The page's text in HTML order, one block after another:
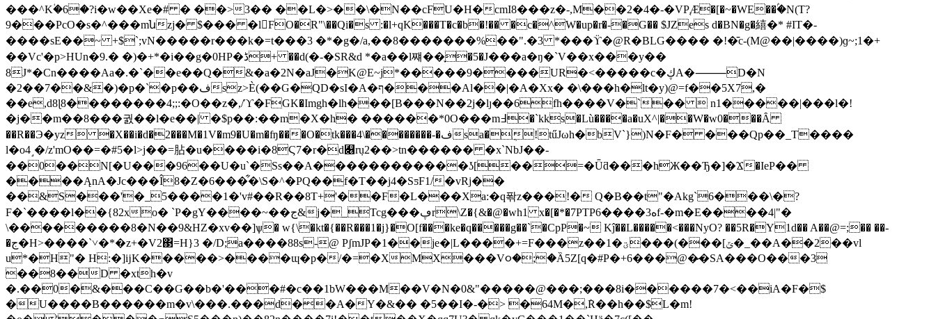
���^Kؙ�6�?i�w��Xe�# � ��>3�� ��L�>��\�N��cFU�H�cmI8���z�-,M��2�4�-�VP֚Æ�[�~�WE��ۢ�N(T?
9���PcO�s�^���mնzj� $��� �lFO�R"\��Qi�s :�l+qK���T�c�b�!�� �c�^W�up�r�-�G�� $JZes d�BN�g�繥�* #IT�-
����sE��~ +$`;vN�����r���k�=t���3 �*�g�/a,��8�������%��".�3 *���ϔ�@R�BLG���� �!�̄c-(M@��|����)ɡ~;1�+
��Vc'� p>HUn�9.� �)�+*�i��g�0HP�ڈ+ ��d(�-�SR&d *�a��l쨰��֪�5�J���a�ŋ�`V��x���y��
8J*�Cn����Aa�.�`��e��Q�&�a�2N�aJ�K@E~j*�����9����UR�<�����c�ڮA�⸻D�N
�2��7��&�)�p�`�p��فsz>Ѐ(��G�QD�sI�A�ף���Al��|�A�Xx� �\���h�lt�y)@=f��5X7,�
��e,d8ɭ8��������4;;:�O��z�,/ϓ�FGK�Іmgh�lh���[B���N��2j�lȷ��6fh����V�`��  n1�����|���l�!
�j��m��8���궔��l�e��|͘ �$p��:��m�X�h� ������*0O���m߃�`kks�Lù����a�uX^|��W�w0���Ȃ
��R��Э�yz �X��i�d�2���M�1V�m9�U�m�ʩ���O�tk���4\��������-�فsa�ܴ!tűJωh�bV`})N�F� ���Qp��_T����
l�o4˼�/z'mO��=�#5�l>j��=胋�u����i�8Ϛ7�r�d﯆r݀u2��>tn������ �x`NbJ��-
��0��N[�U���96��U�u`�Ss��A������������ʖ[��=�Ǖƌ���hЖ��Ђ�]�Ϫ�IeP��
����ĄnA�Jc���Î8�Z�6���͋�\S�^�PQ��f�T��j4�SƽF1/�vRj��
��&S���'�_5����1�'v#��R��8T+'��F�L���Xa:�q퐊z���!� Q�B��t"�Akg`6���\�?
F�`����l��{82xo� `P�gY����~��ج&j�_Tcg���ڥr\Z�{&�@�wh1 x�[�*�7PΤP6����ە3f-�m�E����4|"�
\���������8�N��9&HZ�xv��]ѱ� w{\�kt�{��R���1�j}�O[f���ke�q�����g��`�CpP�~ Kĵ��L�����<���NyO? ��5R�Y1d�� A��@=;�� ��-
�ج�H>����`˅�*�z+�V2΃=H}3 �/D;a����88s-@ PʃmJP�1��je�|L����+=F���z��1�ؾ���(���[ݶ�_��A��2��vl
u*�H"� H:�]ĳK�����>����ɰ�p�/�=�XMX���V૦�;�Ȁ5Z[q�#P�+6���@�̷�SA���O���3
��8��D �xth�v
�.��0�&���C��G��b�'���#�c��1bW���M��V�N�0&"�����@���;���8i������7�<��iA�F�$
�U����B������m�v\���.���d��A�Y�&�� �5��I�-�> �64M�,ܰR��h��$L�m!